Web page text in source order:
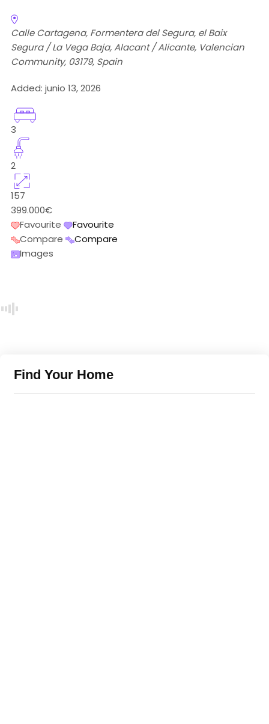
Calle Cartagena, Formentera del Segura, el Baix
Segura / La Vega Baja, Alacant / Alicante, Valencian
Community, 03179, Spain
Added: junio 13, 2026
3
2
157
399.000€
Favourite
Favourite
Compare
Compare
Images
Find Your Home